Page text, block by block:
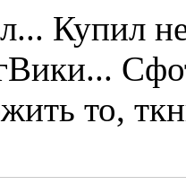
Купил
то,